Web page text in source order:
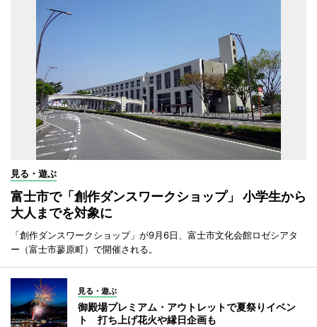
見る・遊ぶ
富士市で「創作ダンスワークショップ」 小学生から
大人までを対象に
「創作ダンスワークショップ」が9月6日、富士市文化会館ロゼシアタ
ー（富士市蓼原町）で開催される。
見る・遊ぶ
御殿場プレミアム・アウトレットで夏祭りイベン
ト 打ち上げ花火や縁日企画も